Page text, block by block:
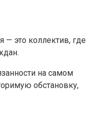
— это коллектив, где
на самом
обстановку,